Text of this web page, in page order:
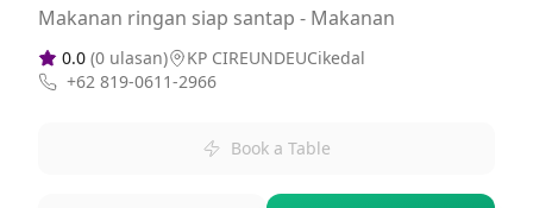
Makanan ringan siap santap - Makanan
0.0 (0 ulasan)
KP CIREUNDEUCikedal
+62 819-0611-2966
Book a Table